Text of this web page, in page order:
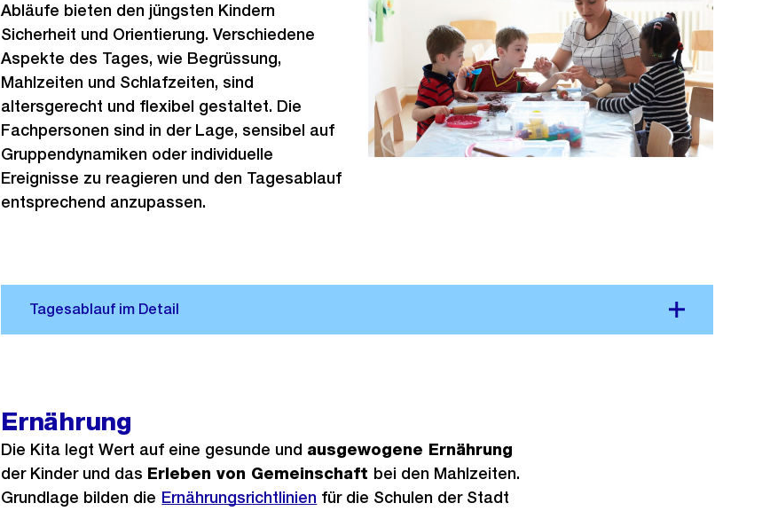
Abläufe bieten den jüngsten Kindern
Sicherheit und Orientierung. Verschiedene
Aspekte des Tages, wie Begrüssung,
Mahlzeiten und Schlafzeiten, sind
altersgerecht und flexibel gestaltet. Die
Fachpersonen sind in der Lage, sensibel auf
Gruppendynamiken oder individuelle
Ereignisse zu reagieren und den Tagesablauf
entsprechend anzupassen.
Ernährung
Die Kita legt Wert auf eine gesunde und ausgewogene Ernährung
der Kinder und das Erleben von Gemeinschaft bei den Mahlzeiten.
Grundlage bilden die Ernährungsrichtlinien für die Schulen der Stadt